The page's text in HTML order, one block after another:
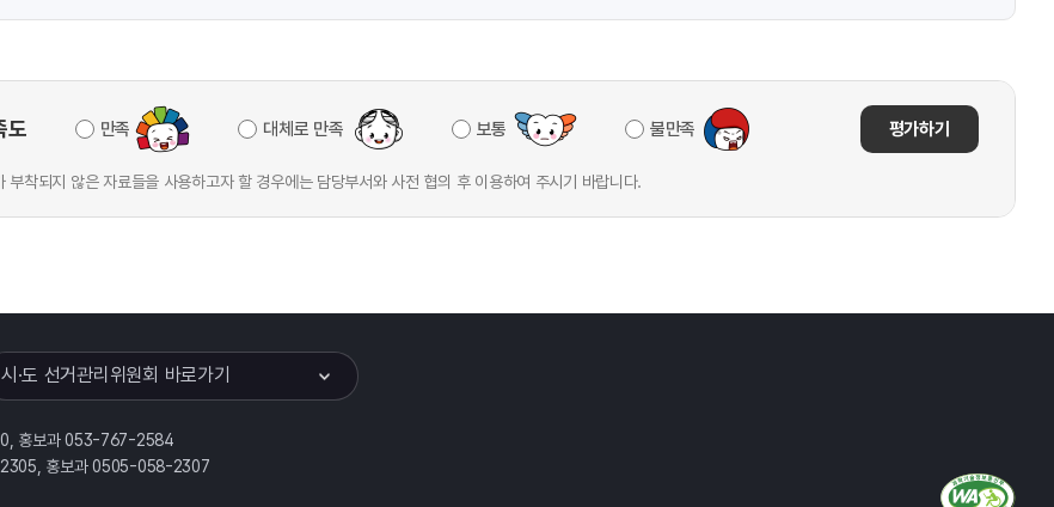
도 만족 대체로 만족 보통 불만족 평가하기
부착되지 않은 자료들을 사용하고자 할 경우에는 담당부서와 사전 협의 후 이용하여 주시기 바랍니다.
시·도 선거관리위원회 바로가기
홍보과 053-767-2584
홍보과 0505-058-2307